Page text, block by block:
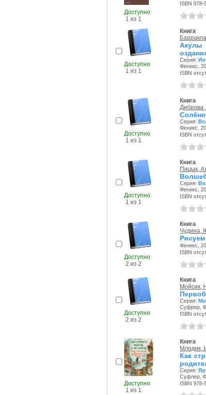
Доступно
1 из 1
ISBN 978-
Доступно
1 из 1
Книга
Акулы
Серия:
Феникс,
ISBN
Доступно
1 из 1
Книга
Серия:
Феникс,
ISBN
Доступно
1 из 1
Книга
Пицык,
Серия:
Феникс,
ISBN
Доступно
2 из 2
Книга
Чудина,
Рисуем
Феникс,
ISBN
Доступно
2 из 2
Книга
Мойсик,
Серия:
Суфрер,
ISBN
Доступно
1 из 1
Книга
Млодик,
Как
Серия:
Суфлер,
ISBN 978-